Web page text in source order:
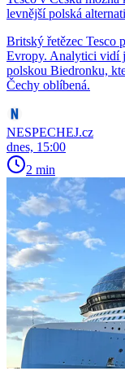
levnější polská
Britský řetězec Tesco
Evropy. Analytici vidí
polskou Biedronku,
Čechy oblíbená.
NESPECHEJ.cz
dnes, 15:00
2 min